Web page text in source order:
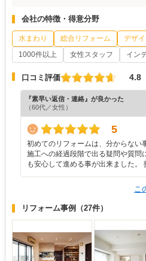
会社の特徴・得意分野
水まわり 総合リフォーム デザ
1000件以上
女性スタッフ イン
口コミ評価 4.8
『素早い返信・連絡』が良かった
（60代／女性）
5
初めてのリフォームは、分からない
施工への経過段階で出る疑問や質問
も安心して進める事が出来ました。
こ
リフォーム事例 （27件）